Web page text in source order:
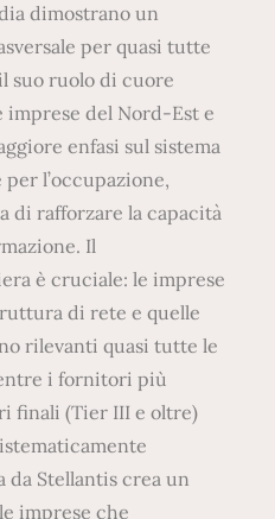
dimostrano un
per quasi tutte
suo ruolo di cuore
imprese del Nord-Est e
enfasi sul sistema
l’occupazione,
di rafforzare la capacità
Il
è cruciale: le imprese
di rete e quelle
rilevanti quasi tutte le
i fornitori più
finali (Tier III e oltre)
Stellantis crea un
imprese che